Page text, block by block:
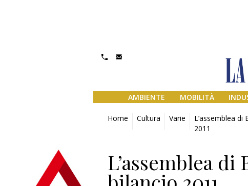
AMBIENTE MOBILITÀ
Home Cultura Varie
L’assemblea di
2011
L’assemblea di